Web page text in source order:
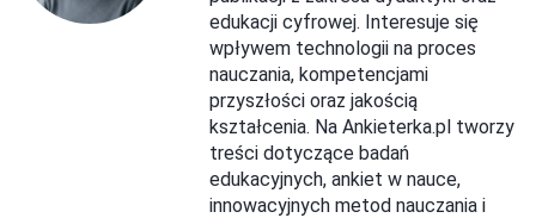
edukacji cyfrowej. Interesuje się
wpływem technologii na proces
nauczania, kompetencjami
przyszłości oraz jakością
kształcenia. Na Ankieterka.pl tworzy
treści dotyczące badań
edukacyjnych, ankiet w nauce,
innowacyjnych metod nauczania i